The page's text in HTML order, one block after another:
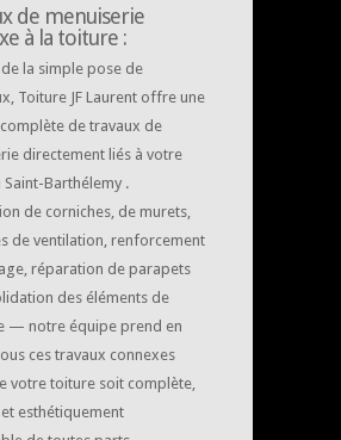
de menuiserie
à la toiture :
la simple pose de
Toiture JF Laurent offre une
de travaux de
directement liés à votre
Barthélemy .
de corniches, de murets,
de ventilation, renforcement
réparation de parapets
des éléments de
— notre équipe prend en
ces travaux connexes
votre toiture soit complète,
esthétiquement